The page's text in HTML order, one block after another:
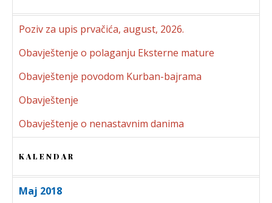
Poziv za upis prvačića, august, 2026.
Obavještenje o polaganju Eksterne mature
Obavještenje povodom Kurban-bajrama
Obavještenje
Obavještenje o nenastavnim danima
KALENDAR
Maj 2018